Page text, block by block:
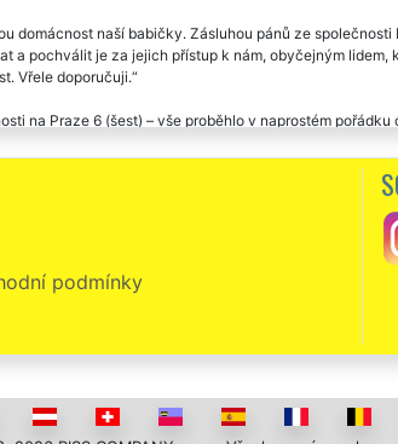
domácnost naší babičky. Zásluhou pánů ze
a pochválit je za jejich přístup k nám, obyčejným
Vřele doporučuji.
na Praze 6 (šest) – vše proběhlo v naprostém
stěhování na Praze 6 (šest). Stěhoval jsem
Seděla doba stěhování, seděla i cena stěhování.
podmínky